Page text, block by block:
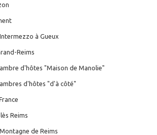
à Gueux
Reims
d'hôtes "Maison de Manolie"
d'hôtes "d'à côté"
Reims
de Reims